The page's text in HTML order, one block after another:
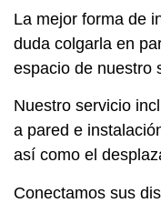
La mejor forma de
duda colgarla en
espacio de nuestro
Nuestro servicio
a pared e
así como el
Conectamos sus